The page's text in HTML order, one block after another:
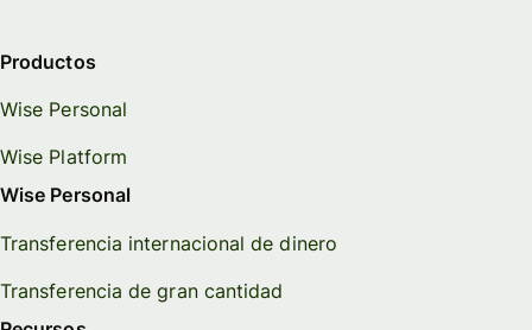
Productos
Wise Personal
Wise Platform
Wise Personal
Transferencia internacional de dinero
Transferencia de gran cantidad